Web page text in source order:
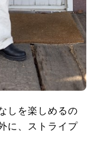
しを楽しめるの
に、ストライプ